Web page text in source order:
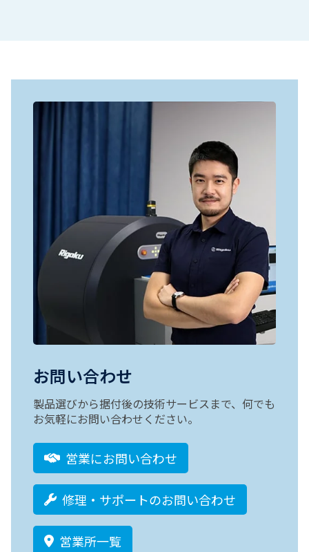
お問い合わせ
製品選びから据付後の技術サービスまで、何でも
お気軽にお問い合わせください。
営業にお問い合わせ
修理・サポートのお問い合わせ
営業所一覧